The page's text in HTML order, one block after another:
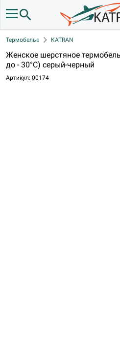
search
Термобелье chevron_right KATRAN
Женское шерстяное
до - 30°С) серый-черный
Артикул: 00174